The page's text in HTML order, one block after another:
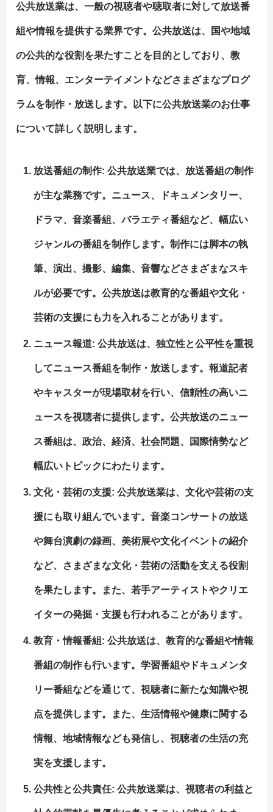
公共放送業は、一般の視聴者や聴取者に対して放送番
組や情報を提供する業界です。公共放送は、国や地域
の公共的な役割を果たすことを目的としており、教
育、情報、エンターテイメントなどさまざまなプログ
ラムを制作・放送します。以下に公共放送業のお仕事
について詳しく説明します。
放送番組の制作: 公共放送業では、放送番組の制作
が主な業務です。ニュース、ドキュメンタリー、
ドラマ、音楽番組、バラエティ番組など、幅広い
ジャンルの番組を制作します。制作には脚本の執
筆、演出、撮影、編集、音響などさまざまなスキ
ルが必要です。公共放送は教育的な番組や文化・
芸術の支援にも力を入れることがあります。
ニュース報道: 公共放送は、独立性と公平性を重視
してニュース番組を制作・放送します。報道記者
やキャスターが現場取材を行い、信頼性の高いニ
ュースを視聴者に提供します。公共放送のニュー
ス番組は、政治、経済、社会問題、国際情勢など
幅広いトピックにわたります。
文化・芸術の支援: 公共放送業は、文化や芸術の支
援にも取り組んでいます。音楽コンサートの放送
や舞台演劇の録画、美術展や文化イベントの紹介
など、さまざまな文化・芸術の活動を支える役割
を果たします。また、若手アーティストやクリエ
イターの発掘・支援も行われることがあります。
教育・情報番組: 公共放送は、教育的な番組や情報
番組の制作も行います。学習番組やドキュメンタ
リー番組などを通じて、視聴者に新たな知識や視
点を提供します。また、生活情報や健康に関する
情報、地域情報なども発信し、視聴者の生活の充
実を支援します。
公共性と公共責任: 公共放送業は、視聴者の利益と